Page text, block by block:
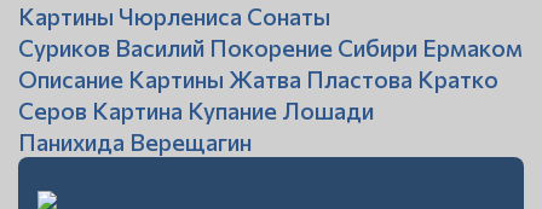
Картины Чюрлениса Сонаты
Суриков Василий Покорение Сибири Ермаком
Описание Картины Жатва Пластова Кратко
Серов Картина Купание Лошади
Панихида Верещагин